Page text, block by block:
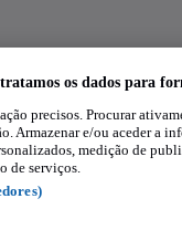
os dados para
precisos. Procurar
Armazenar e/ou aceder a
medição de
de serviços.